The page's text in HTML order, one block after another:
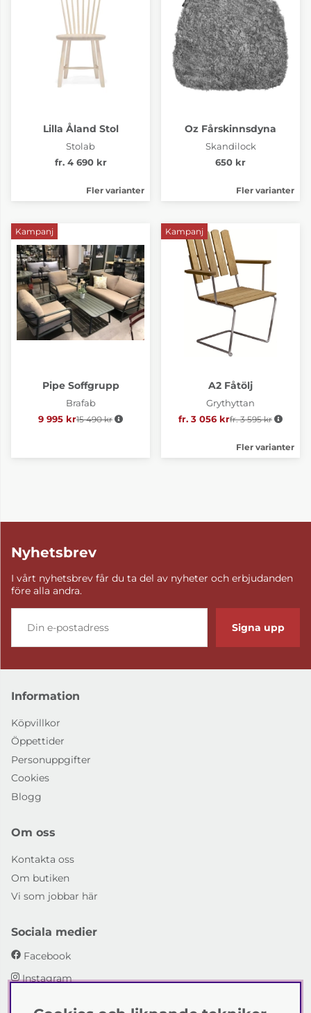
Lilla Åland Stol
Stolab
fr. 4 690 kr
Fler varianter
Oz Fårskinnsdyna
Skandilock
650 kr
Fler varianter
Kampanj
Pipe Soffgrupp
Brafab
9 995 kr Ordinarie pris:
15 490 kr
Kampanj
A2 Fåtölj
Grythyttan
fr. 3 056 krOrdinarie pris:
fr. 3 595 kr
Fler varianter
Nyhetsbrev
I vårt nyhetsbrev får du ta del av nyheter och erbjudanden
före alla andra.
Signa upp
Information
Köpvillkor
Öppettider
Personuppgifter
Cookies
Blogg
Om oss
Kontakta oss
Om butiken
Vi som jobbar här
Sociala medier
Facebook
Instagram